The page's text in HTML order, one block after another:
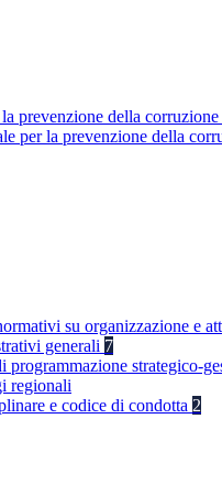
prevenzione della corruzione
per la prevenzione della
su organizzazione e
generali 7
programmazione strategico-
regionali
e codice di condotta 2